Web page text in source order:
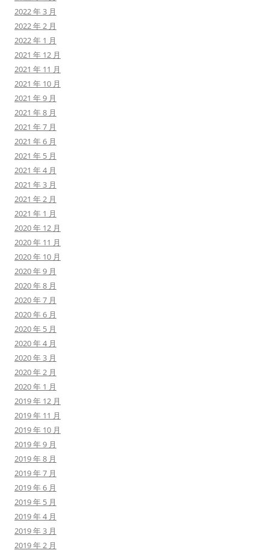
2022 年 3 月
2022 年 2 月
2022 年 1 月
2021 年 12 月
2021 年 11 月
2021 年 10 月
2021 年 9 月
2021 年 8 月
2021 年 7 月
2021 年 6 月
2021 年 5 月
2021 年 4 月
2021 年 3 月
2021 年 2 月
2021 年 1 月
2020 年 12 月
2020 年 11 月
2020 年 10 月
2020 年 9 月
2020 年 8 月
2020 年 7 月
2020 年 6 月
2020 年 5 月
2020 年 4 月
2020 年 3 月
2020 年 2 月
2020 年 1 月
2019 年 12 月
2019 年 11 月
2019 年 10 月
2019 年 9 月
2019 年 8 月
2019 年 7 月
2019 年 6 月
2019 年 5 月
2019 年 4 月
2019 年 3 月
2019 年 2 月